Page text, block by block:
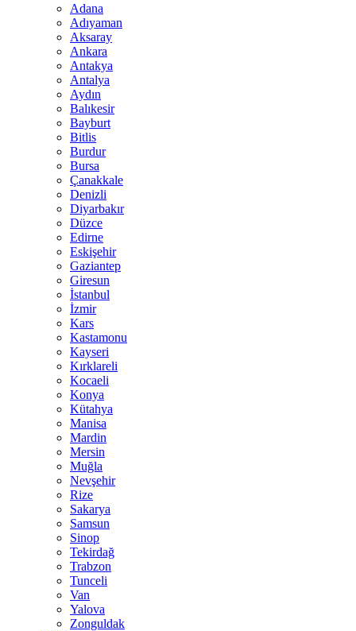
Adana
Adıyaman
Aksaray
Ankara
Antakya
Antalya
Aydın
Balıkesir
Bayburt
Bitlis
Burdur
Bursa
Çanakkale
Denizli
Diyarbakır
Düzce
Edirne
Eskişehir
Gaziantep
Giresun
İstanbul
İzmir
Kars
Kastamonu
Kayseri
Kırklareli
Kocaeli
Konya
Kütahya
Manisa
Mardin
Mersin
Muğla
Nevşehir
Rize
Sakarya
Samsun
Sinop
Tekirdağ
Trabzon
Tunceli
Van
Yalova
Zonguldak